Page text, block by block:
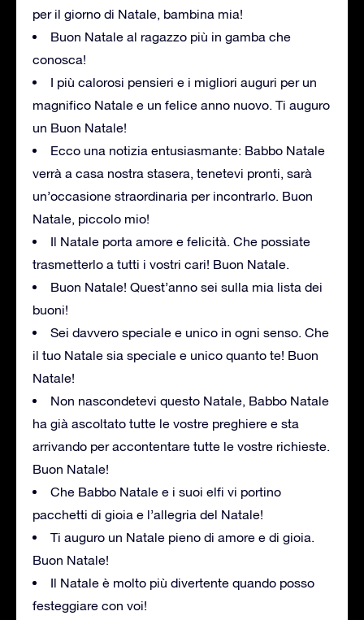
per il giorno di Natale, bambina mia!
Buon Natale al ragazzo più in gamba che
conosca!
I più calorosi pensieri e i migliori auguri per un
magnifico Natale e un felice anno nuovo. Ti auguro
un Buon Natale!
Ecco una notizia entusiasmante: Babbo Natale
verrà a casa nostra stasera, tenetevi pronti, sarà
un’occasione straordinaria per incontrarlo. Buon
Natale, piccolo mio!
Il Natale porta amore e felicità. Che possiate
trasmetterlo a tutti i vostri cari! Buon Natale.
Buon Natale! Quest’anno sei sulla mia lista dei
buoni!
Sei davvero speciale e unico in ogni senso. Che
il tuo Natale sia speciale e unico quanto te! Buon
Natale!
Non nascondetevi questo Natale, Babbo Natale
ha già ascoltato tutte le vostre preghiere e sta
arrivando per accontentare tutte le vostre richieste.
Buon Natale!
Che Babbo Natale e i suoi elfi vi portino
pacchetti di gioia e l’allegria del Natale!
Ti auguro un Natale pieno di amore e di gioia.
Buon Natale!
Il Natale è molto più divertente quando posso
festeggiare con voi!